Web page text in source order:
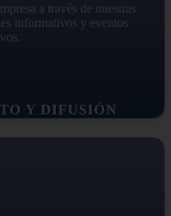
Y DIFUSIÓN
a través de nuestras
informativos y eventos